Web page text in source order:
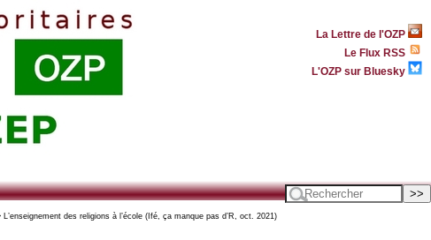
La Lettre de l'OZP
Le Flux RSS
L'OZP sur Bluesky
des religions à l’école (Ifé, ça manque pas d’R, oct. 2021)